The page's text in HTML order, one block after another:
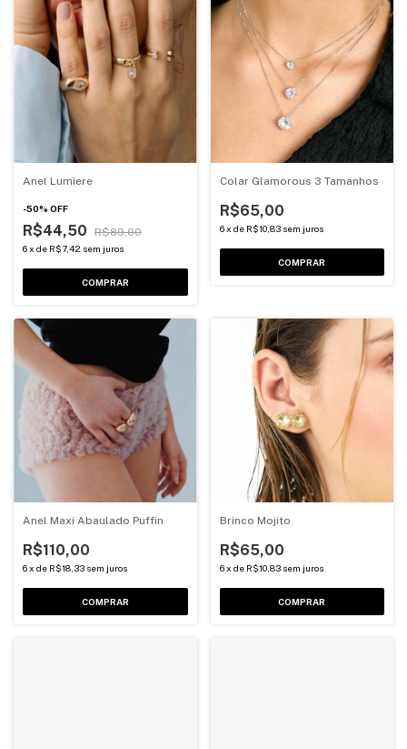
Anel Lumiere
-50% OFF
R$44,50 R$89,00
6x de R$7,42 sem juros
COMPRAR
Colar Glamorous 3 Tamanhos
R$65,00
6 x de R$10,83 sem juros
COMPRAR
Anel Maxi Abaulado Puffin
R$110,00
6x de R$18,33 sem juros
COMPRAR
Brinco Mojito
R$65,00
6 x de R$10,83 sem juros
COMPRAR